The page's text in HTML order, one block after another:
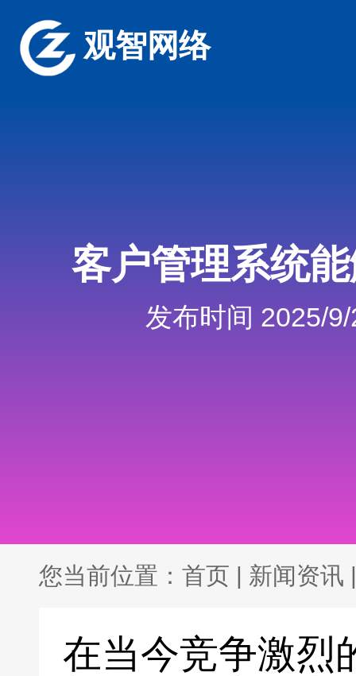
观智网络
客户管理系统
发布时间 2025/
您当前位置： 首页 | 新闻资讯 |
在当今竞争激烈